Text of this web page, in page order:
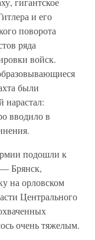
и его
поворота
ряда
войск.
были
нарастал:
вводило в
подошли к
Брянск,
на орловском
Центрального
очень тяжелым.